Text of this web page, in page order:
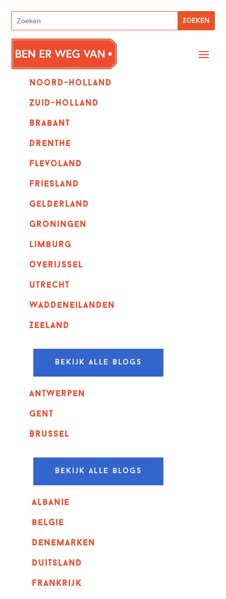
Noord-holland
zuid-holland
Brabant
Drenthe
Flevoland
Friesland
Gelderland
Groningen
Limburg
overijssel
utrecht
Waddeneilanden
Zeeland
Bekijk alle blogs
Antwerpen
GENT
Brussel
Bekijk alle blogs
albanie
belgie
denemarken
duitsland
frankrijk